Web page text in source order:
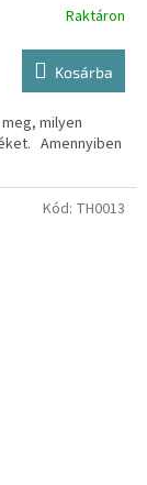
Raktáron
Kosárba
milyen
Amennyiben
Kód: TH0013